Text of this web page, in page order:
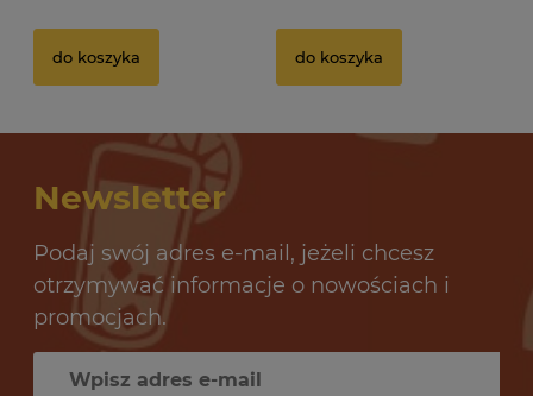
do koszyka do koszyka
12,69 zł
do koszyka
Newsletter
Podaj swój adres e-mail, jeżeli chcesz
otrzymywać informacje o nowościach i
promocjach.